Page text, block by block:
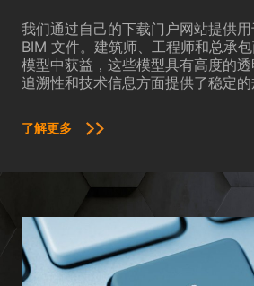
我们通过自己的下载门户网站提供
BIM 文件。建筑师、工程师和总承
模型中获益，这些模型具有高度的
追溯性和技术信息方面提供了稳定的
了解更多